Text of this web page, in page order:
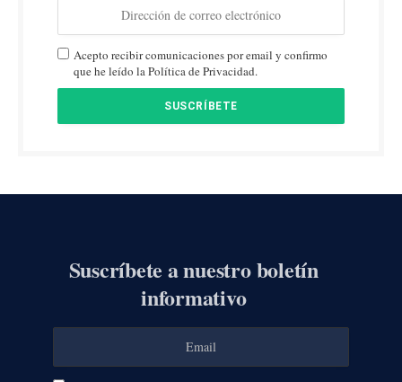
Acepto recibir comunicaciones por email y confirmo
que he leído la Política de Privacidad.
Suscríbete a nuestro boletín
informativo